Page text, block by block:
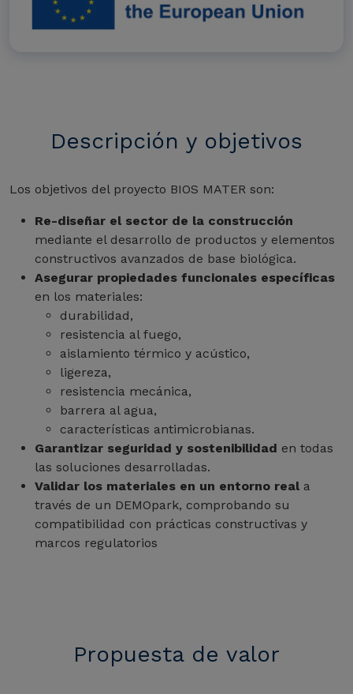
Descripción y objetivos
Los objetivos del proyecto BIOS MATER son:
Re-diseñar el sector de la construcción
mediante el desarrollo de productos y elementos
constructivos avanzados de base biológica.
Asegurar propiedades funcionales específicas
en los materiales:
durabilidad,
resistencia al fuego,
aislamiento térmico y acústico,
ligereza,
resistencia mecánica,
barrera al agua,
características antimicrobianas.
Garantizar seguridad y sostenibilidad en todas
las soluciones desarrolladas.
Validar los materiales en un entorno real a
través de un DEMOpark, comprobando su
compatibilidad con prácticas constructivas y
marcos regulatorios
Propuesta de valor